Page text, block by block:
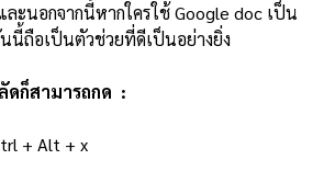
ะนอกจากนี้หากใครใช้ Google doc เป็น
นี้ถือเป็นตัวช่วยที่ดีเป็นอย่างยิ่ง
ดก็สามารถกด :
+ Alt + x